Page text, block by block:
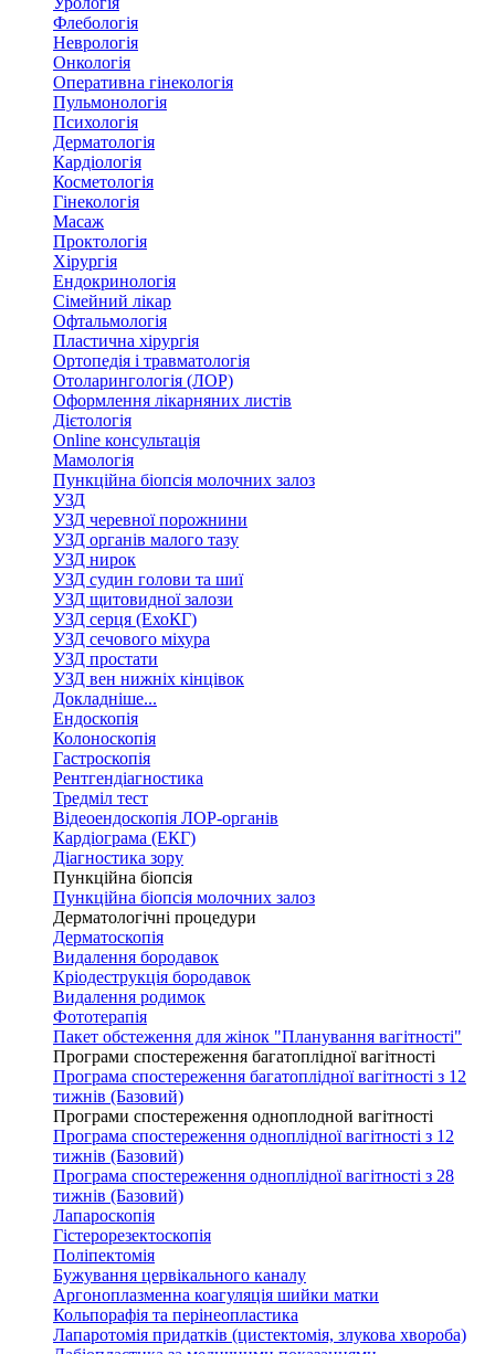
Флебологія
Неврологія
Онкологія
Оперативна гінекологія
Пульмонологія
Психологія
Дерматологія
Кардіологія
Косметологія
Гінекологія
Масаж
Проктологія
Хірургія
Ендокринологія
Сімейний лікар
Офтальмологія
Пластична хірургія
Ортопедія і травматологія
Отоларингологія (ЛОР)
Оформлення лікарняних листів
Дієтологія
Online консультація
Мамологія
Пункційна біопсія молочних залоз
УЗД
УЗД черевної порожнини
УЗД органів малого тазу
УЗД нирок
УЗД судин голови та шиї
УЗД щитовидної залози
УЗД серця (ЕхоКГ)
УЗД сечового міхура
УЗД простати
УЗД вен нижніх кінцівок
Докладніше...
Ендоскопія
Колоноскопія
Гастроскопія
Рентгендіагностика
Тредміл тест
Відеоендоскопія ЛОР-органів
Кардіограма (ЕКГ)
Діагностика зору
Пункційна біопсія
Пункційна біопсія молочних залоз
Дерматологічні процедури
Дерматоскопія
Видалення бородавок
Кріодеструкція бородавок
Видалення родимок
Фототерапія
Пакет обстеження для жінок "Планування вагітності"
Програми спостереження багатоплідної вагітності
Програма спостереження багатоплідної вагітності з 12
тижнів (Базовий)
Програми спостереження одноплодной вагітності
Програма спостереження одноплідної вагітності з 12
тижнів (Базовий)
Програма спостереження одноплідної вагітності з 28
тижнів (Базовий)
Лапароскопія
Гістерорезектоскопія
Поліпектомія
Бужування цервікального каналу
Аргоноплазменна коагуляція шийки матки
Кольпорафія та перінеопластика
Лапаротомія придатків (цистектомія, злукова хвороба)